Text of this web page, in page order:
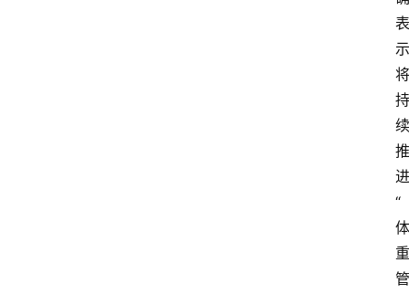
表
示
将
持
续
推
进
“
体
重
管